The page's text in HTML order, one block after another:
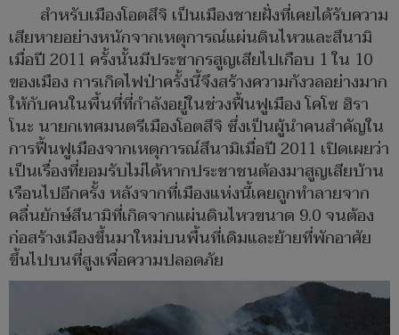
สำหรับเมืองโอตสึจิ เป็นเมืองชายฝั่งที่เคยได้รับความ
เสียหายอย่างหนักจากเหตุการณ์แผ่นดินไหวและสึนามิ
เมื่อปี 2011 ครั้งนั้นมีประชากรสูญเสียไปเกือบ 1 ใน 10
ของเมือง การเกิดไฟป่าครั้งนี้จึงสร้างความกังวลอย่างมาก
ให้กับคนในพื้นที่ที่กำลังอยู่ในช่วงฟื้นฟูเมือง โคโซ ฮิรา
โนะ นายกเทศมนตรีเมืองโอตสึจิ ซึ่งเป็นผู้นำคนสำคัญใน
การฟื้นฟูเมืองจากเหตุการณ์สึนามิเมื่อปี 2011 เปิดเผยว่า
เป็นเรื่องที่ยอมรับไม่ได้หากประชาชนต้องมาสูญเสียบ้าน
เรือนไปอีกครั้ง หลังจากที่เมืองแห่งนี้เคยถูกทำลายจาก
คลื่นยักษ์สึนามิที่เกิดจากแผ่นดินไหวขนาด 9.0 จนต้อง
ก่อสร้างเมืองขึ้นมาใหม่บนพื้นที่เดิมและย้ายที่พักอาศัย
ขึ้นไปบนที่สูงเพื่อความปลอดภัย